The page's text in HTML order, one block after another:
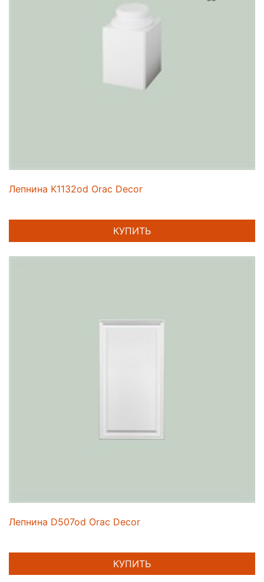
Лепнина K1132od Orac Decor
КУПИТЬ
Лепнина D507od Orac Decor
КУПИТЬ